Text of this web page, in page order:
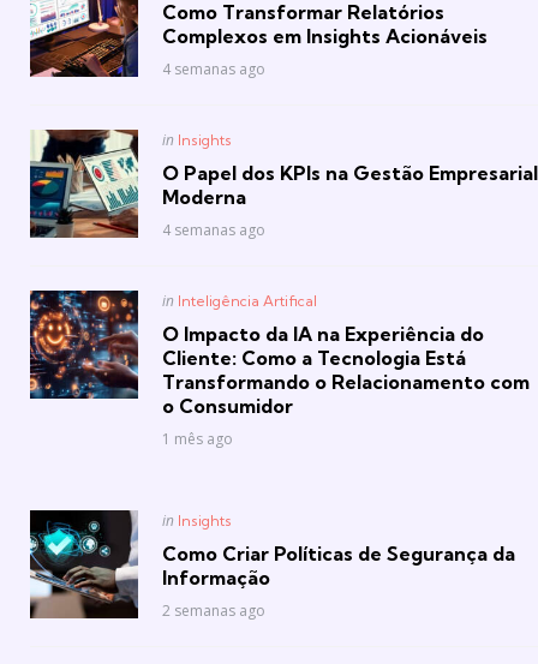
Como Transformar Relatórios
Complexos em Insights Acionáveis
4 semanas ago
Posted
in
in Insights
O Papel dos KPIs na Gestão Empresarial
Moderna
4 semanas ago
Posted
in
in Inteligência Artifical
O Impacto da IA na Experiência do
Cliente: Como a Tecnologia Está
Transformando o Relacionamento com
o Consumidor
1 mês ago
Posted
in
in Insights
Como Criar Políticas de Segurança da
Informação
2 semanas ago